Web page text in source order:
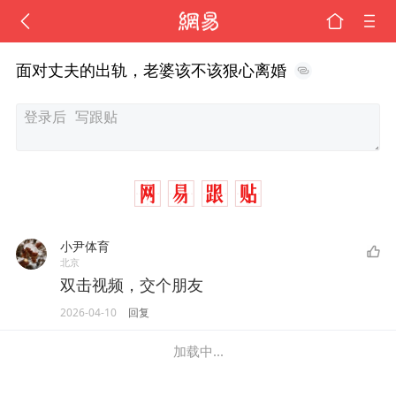
面对丈夫的出轨，老婆该不该狠心离婚
小尹体育
北京
双击视频，交个朋友
2026-04-10 回复
加载中...